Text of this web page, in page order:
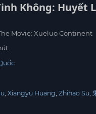
Không: Huyết
Movie: Xueluo Continent
Xiangyu Huang Zhihao Su